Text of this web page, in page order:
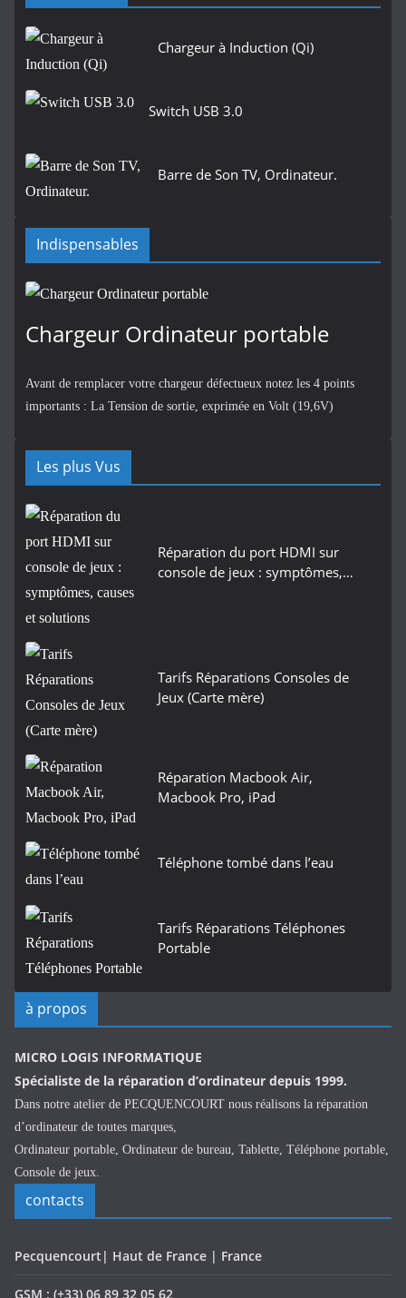
Chargeur à Induction (Qi)
Switch USB 3.0
Barre de Son TV, Ordinateur.
Indispensables
Chargeur Ordinateur portable
Avant de remplacer votre chargeur défectueux notez les 4 points
importants : La Tension de sortie, exprimée en Volt (19,6V)
Les plus Vus
Réparation du port HDMI sur
console de jeux : symptômes,…
Tarifs Réparations Consoles de
Jeux (Carte mère)
Réparation Macbook Air,
Macbook Pro, iPad
Téléphone tombé dans l’eau
Tarifs Réparations Téléphones
Portable
à propos
MICRO LOGIS INFORMATIQUE
Spécialiste de la réparation d’ordinateur depuis 1999.
Dans notre atelier de PECQUENCOURT nous réalisons la réparation
d’ordinateur de toutes marques,
Ordinateur portable, Ordinateur de bureau, Tablette, Téléphone portable,
Console de jeux.
contacts
Pecquencourt| Haut de France | France
GSM : (+33) 06 89 32 05 62